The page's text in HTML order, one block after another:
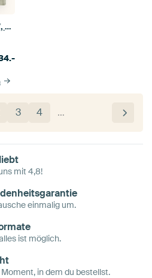
Indianer "Wirbelndes Pferd", ca. 1898
3 4 …
mit 4,8!
einmalig um.
ist möglich.
in dem du bestellst.